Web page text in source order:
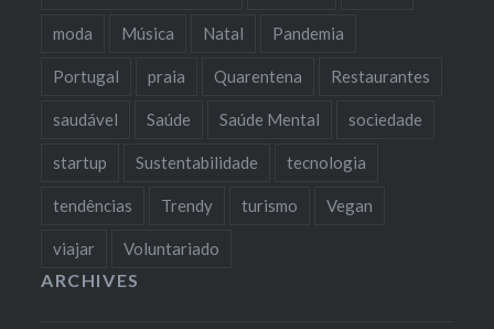
moda Música Natal Pandemia
Portugal praia Quarentena Restaurantes
saudável Saúde Saúde Mental sociedade
startup Sustentabilidade tecnologia
tendências Trendy turismo Vegan
viajar Voluntariado
ARCHIVES